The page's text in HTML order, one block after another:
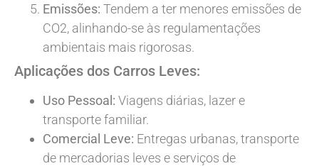
Emissões: Tendem a ter menores emissões de
CO2, alinhando-se às regulamentações
ambientais mais rigorosas.
Aplicações dos Carros Leves:
Uso Pessoal: Viagens diárias, lazer e
transporte familiar.
Comercial Leve: Entregas urbanas, transporte
de mercadorias leves e serviços de